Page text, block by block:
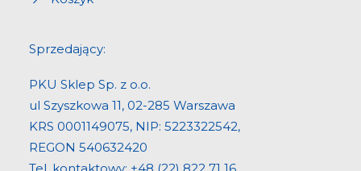
Sprzedający:
PKU Sklep Sp. z o.o.
ul Szyszkowa 11, 02-285 Warszawa
KRS 0001149075, NIP: 5223322542,
REGON 540632420